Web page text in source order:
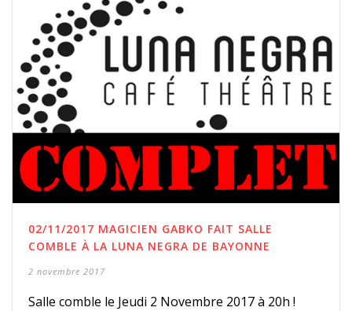
02/11/2017 MAGICIEN GABKO FAIT SALLE
COMBLE À LA LUNA NEGRA DE BAYONNE
2 novembre 2017
Salle comble le Jeudi 2 Novembre 2017 à 20h !